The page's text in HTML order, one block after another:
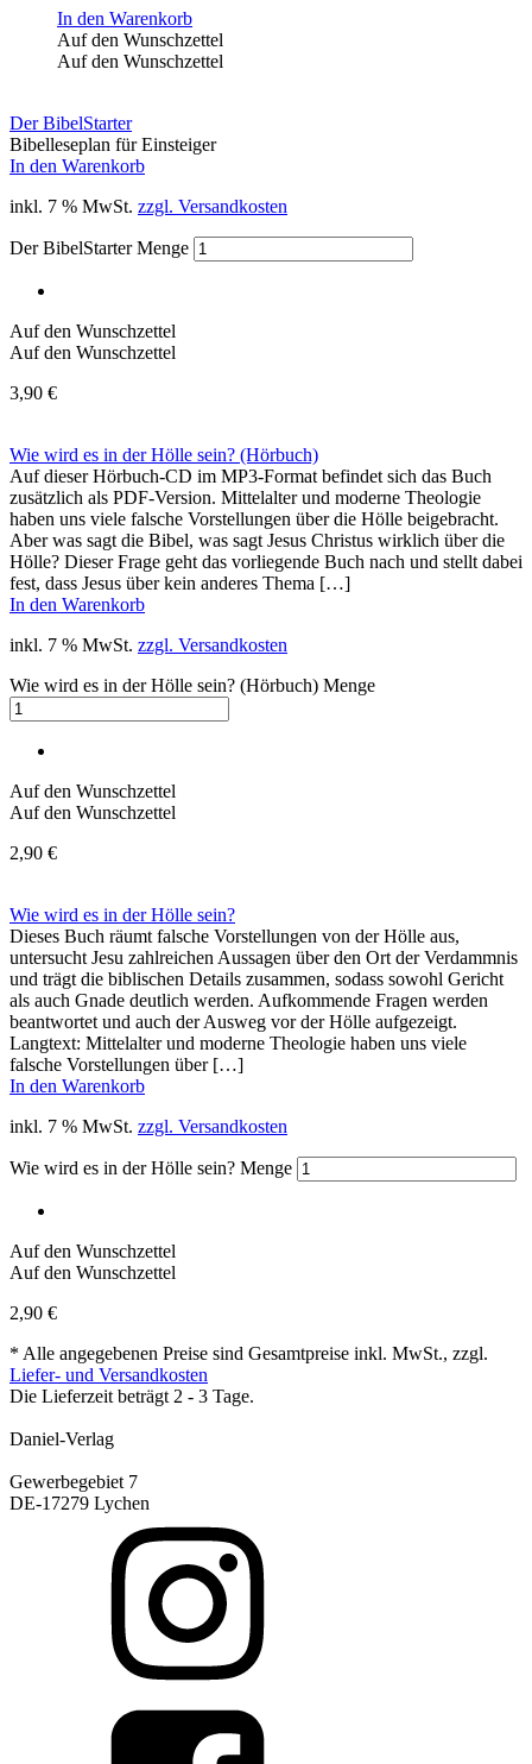
In den Warenkorb
Auf den Wunschzettel
Auf den Wunschzettel
Der BibelStarter
Bibelleseplan für Einsteiger
In den Warenkorb
inkl. 7 % MwSt. zzgl. Versandkosten
Der BibelStarter Menge
Auf den Wunschzettel
Auf den Wunschzettel
3,90 €
Wie wird es in der Hölle sein? (Hörbuch)
Auf dieser Hörbuch-CD im MP3-Format befindet sich das Buch
zusätzlich als PDF-Version. Mittelalter und moderne Theologie
haben uns viele falsche Vorstellungen über die Hölle beigebracht.
Aber was sagt die Bibel, was sagt Jesus Christus wirklich über die
Hölle? Dieser Frage geht das vorliegende Buch nach und stellt dabei
fest, dass Jesus über kein anderes Thema […]
In den Warenkorb
inkl. 7 % MwSt. zzgl. Versandkosten
Wie wird es in der Hölle sein? (Hörbuch) Menge
Auf den Wunschzettel
Auf den Wunschzettel
2,90 €
Wie wird es in der Hölle sein?
Dieses Buch räumt falsche Vorstellungen von der Hölle aus,
untersucht Jesu zahlreichen Aussagen über den Ort der Verdammnis
und trägt die biblischen Details zusammen, sodass sowohl Gericht
als auch Gnade deutlich werden. Aufkommende Fragen werden
beantwortet und auch der Ausweg vor der Hölle aufgezeigt.
Langtext: Mittelalter und moderne Theologie haben uns viele
falsche Vorstellungen über […]
In den Warenkorb
inkl. 7 % MwSt. zzgl. Versandkosten
Wie wird es in der Hölle sein? Menge
Auf den Wunschzettel
Auf den Wunschzettel
2,90 €
* Alle angegebenen Preise sind Gesamtpreise inkl. MwSt., zzgl.
Liefer- und Versandkosten
Die Lieferzeit beträgt 2 - 3 Tage.
Daniel-Verlag
Gewerbegebiet 7
DE-17279 Lychen